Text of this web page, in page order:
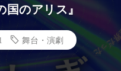
国のアリス』
舞台・演劇